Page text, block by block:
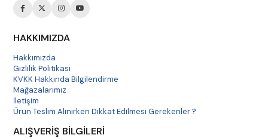
HAKKIMIZDA
Hakkımızda
Gizlilik Politikası
KVKK Hakkında Bilgilendirme
Mağazalarımız
İletişim
Ürün Teslim Alınırken Dikkat Edilmesi Gerekenler ?
ALIŞVERİŞ BİLGİLERİ